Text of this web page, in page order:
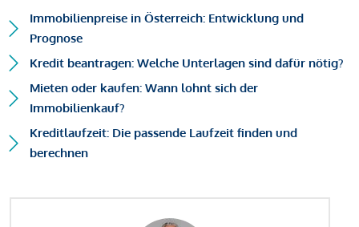
Immobilienpreise in Österreich: Entwicklung und
Prognose
Kredit beantragen: Welche Unterlagen sind dafür nötig?
Mieten oder kaufen: Wann lohnt sich der
Immobilienkauf?
Kreditlaufzeit: Die passende Laufzeit finden und
berechnen